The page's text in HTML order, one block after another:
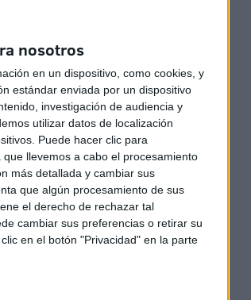
nosotros
en un dispositivo, como cookies, y
estándar enviada por un dispositivo
investigación de audiencia y
utilizar datos de localización
Puede hacer clic para
llevemos a cabo el procesamiento
más detallada y cambiar sus
que algún procesamiento de sus
el derecho de rechazar tal
cambiar sus preferencias o retirar su
en el botón "Privacidad" en la parte
que
con